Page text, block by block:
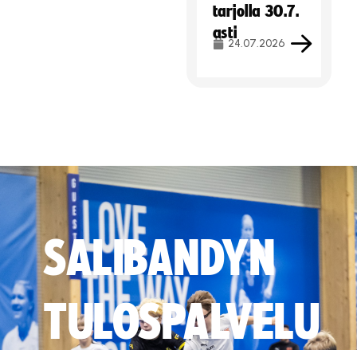
tarjolla 30.7.
asti
24.07.2026
SALIBANDYN
TULOSPALVELU